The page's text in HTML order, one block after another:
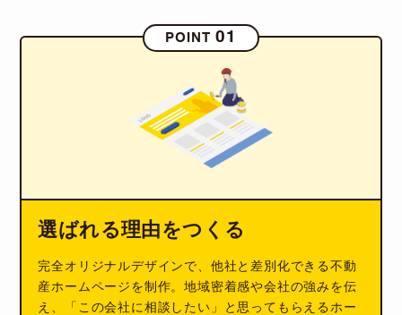
POINT01
選ばれる理由をつくる
完全オリジナルデザインで、他社と差別化できる不動
産ホームページを制作。地域密着感や会社の強みを伝
え、「この会社に相談したい」と思ってもらえるホー